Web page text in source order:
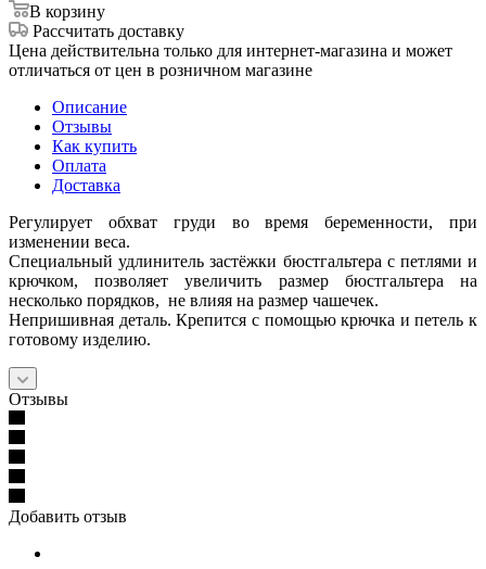
В корзину
Рассчитать доставку
Цена действительна только для интернет-магазина и может
отличаться от цен в розничном магазине
Описание
Отзывы
Как купить
Оплата
Доставка
Регулирует обхват груди во время беременности, при
изменении веса.
Cпециальный удлинитель застёжки бюстгальтера с петлями и
крючком, позволяет увеличить размер бюстгальтера на
несколько порядков, не влияя на размер чашечек.
Непришивная деталь. Крепится с помощью крючка и петель к
готовому изделию.
Отзывы
Добавить отзыв